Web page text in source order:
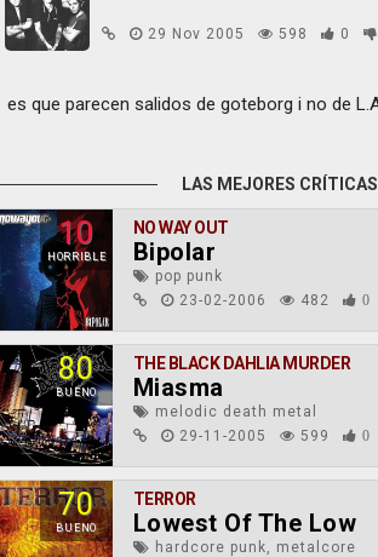
29 Nov 2005 598 0
es que parecen salidos de goteborg i no de
LAS MEJORES
10
HORRIBLE
NO WAY OUT
Bipolar
pop punk
23-02-2006
482 0
80
BUENO
THE BLACK DAHLIA MURDER
Miasma
melodic death metal
29-11-2005
599 0
70
BUENO
TERROR
Lowest Of The Low
hardcore punk, metalcore